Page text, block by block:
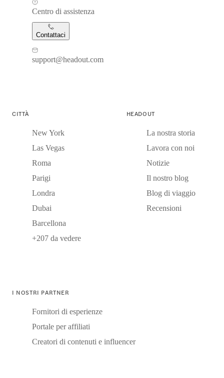
Centro di assistenza
Contattaci
support@headout.com
CITTÀ
New York
Las Vegas
Roma
Parigi
Londra
Dubai
Barcellona
+207 da vedere
HEADOUT
La nostra storia
Lavora con noi
Notizie
Il nostro blog
Blog di viaggio
Recensioni
I NOSTRI PARTNER
Fornitori di esperienze
Portale per affiliati
Creatori di contenuti e influencer